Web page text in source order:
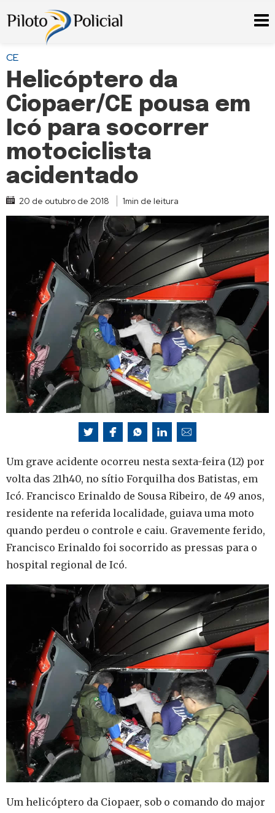
CE
Helicóptero da
Ciopaer/CE pousa em
Icó para socorrer
motociclista
acidentado
20 de outubro de 2018 1min de leitura
Um grave acidente ocorreu nesta sexta-feira (12) por
volta das 21h40, no sítio Forquilha dos Batistas, em
Icó. Francisco Erinaldo de Sousa Ribeiro, de 49 anos,
residente na referida localidade, guiava uma moto
quando perdeu o controle e caiu. Gravemente ferido,
Francisco Erinaldo foi socorrido as pressas para o
hospital regional de Icó.
Um helicóptero da Ciopaer, sob o comando do major